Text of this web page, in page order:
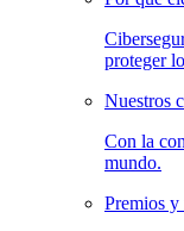
proteger
Nuestros
Con la
mundo.
Premios y